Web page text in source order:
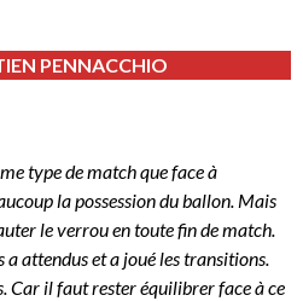
PENNACCHIO
type de match que face à
la possession du ballon. Mais
le verrou en toute fin de match.
attendus et a joué les transitions.
Car il faut rester équilibrer face à ce